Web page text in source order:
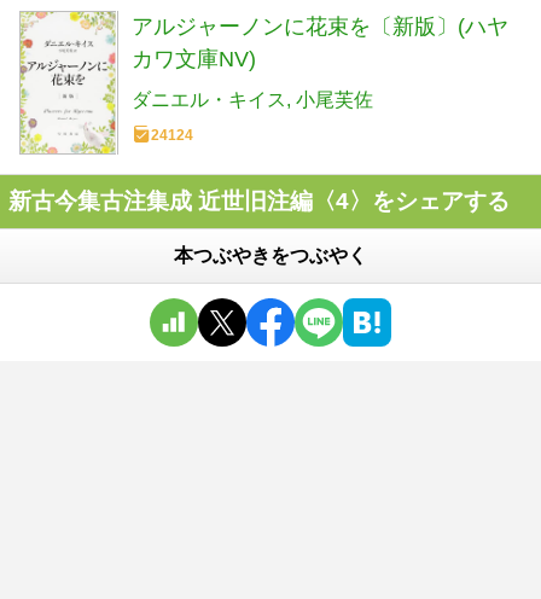
アルジャーノンに花束を〔新版〕(ハヤ
カワ文庫NV)
ダニエル・キイス 小尾芙佐
24124
新古今集古注集成 近世旧注編〈4〉をシェアする
本つぶやきをつぶやく